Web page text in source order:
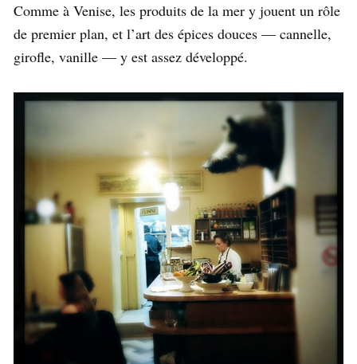
Comme à Venise, les produits de la mer y jouent un rôle
de premier plan, et l’art des épices douces — cannelle,
girofle, vanille — y est assez développé.